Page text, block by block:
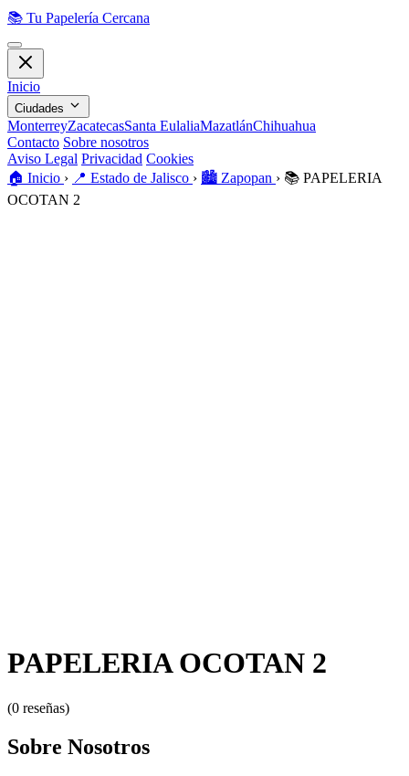
📚 Tu Papelería Cercana
Inicio
Ciudades
MonterreyZacatecasSanta EulaliaMazatlánChihuahua
Contacto Sobre nosotros
Aviso Legal Privacidad Cookies
🏠️ Inicio › 📍 Estado de Jalisco › 🏙️ Zapopan › 📚 PAPELERIA
OCOTAN 2
PAPELERIA OCOTAN 2
(0 reseñas)
Sobre Nosotros